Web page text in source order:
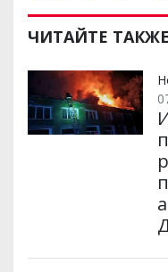
и
р
и
и
e
b
o
k
t
t
e
i
l
ЧИТАЙТЕ ТАКЖЕ